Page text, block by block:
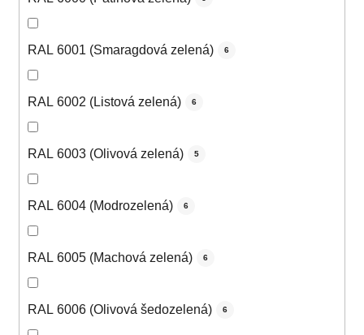
RAL 6001 (Smaragdová zelená) 6
RAL 6002 (Listová zelená) 6
RAL 6003 (Olivová zelená) 5
RAL 6004 (Modrozelená) 6
RAL 6005 (Machová zelená) 6
RAL 6006 (Olivová šedozelená) 6